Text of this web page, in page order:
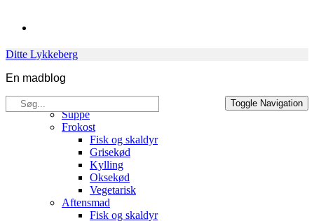
Ditte Lykkeberg
En madblog
Søg
efter:
Toggle Navigation
Opskrifter
Suppe
Frokost
Fisk og skaldyr
Grisekød
Kylling
Oksekød
Vegetarisk
Aftensmad
Fisk og skaldyr